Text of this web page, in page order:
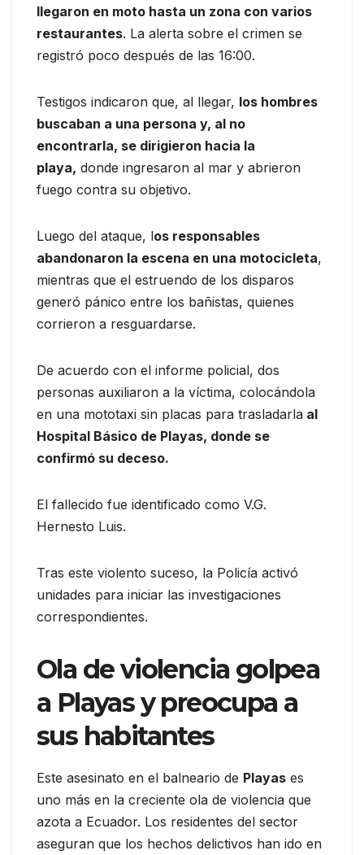
llegaron en moto hasta un zona con varios
restaurantes. La alerta sobre el crimen se
registró poco después de las 16:00.
Testigos indicaron que, al llegar, los hombres
buscaban a una persona y, al no
encontrarla, se dirigieron hacia la
playa, donde ingresaron al mar y abrieron
fuego contra su objetivo.
Luego del ataque, los responsables
abandonaron la escena en una motocicleta,
mientras que el estruendo de los disparos
generó pánico entre los bañistas, quienes
corrieron a resguardarse.
De acuerdo con el informe policial, dos
personas auxiliaron a la víctima, colocándola
en una mototaxi sin placas para trasladarla al
Hospital Básico de Playas, donde se
confirmó su deceso.
El fallecido fue identificado como V.G.
Hernesto Luis.
Tras este violento suceso, la Policía activó
unidades para iniciar las investigaciones
correspondientes.
Ola de violencia golpea
a Playas y preocupa a
sus habitantes
Este asesinato en el balneario de Playas es
uno más en la creciente ola de violencia que
azota a Ecuador. Los residentes del sector
aseguran que los hechos delictivos han ido en